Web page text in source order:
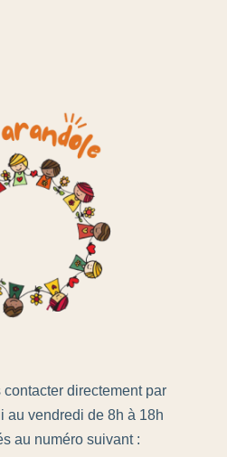
directement par
au vendredi de 8h à 18h
au numéro suivant :